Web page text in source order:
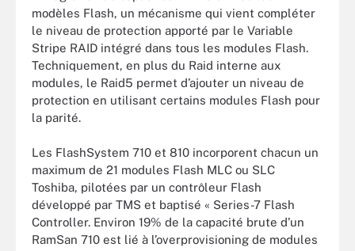
modèles Flash, un mécanisme qui vient compléter
le niveau de protection apporté par le Variable
Stripe RAID intégré dans tous les modules Flash.
Techniquement, en plus du Raid interne aux
modules, le Raid5 permet d’ajouter un niveau de
protection en utilisant certains modules Flash pour
la parité.
Les FlashSystem 710 et 810 incorporent chacun un
maximum de 21 modules Flash MLC ou SLC
Toshiba, pilotées par un contrôleur Flash
développé par TMS et baptisé « Series-7 Flash
Controller. Environ 19% de la capacité brute d’un
RamSan 710 est lié à l’overprovisioning de modules